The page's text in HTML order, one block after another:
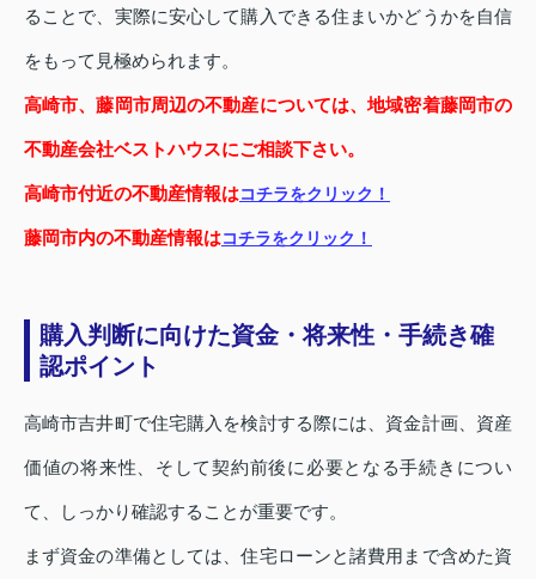
ることで、実際に安心して購入できる住まいかどうかを自信
をもって見極められます。
高崎市、藤岡市周辺の不動産については、地域密着藤岡市の
不動産会社ベストハウスにご相談下さい。
高崎市付近の不動産情報はコチラをクリック！
藤岡市内の不動産情報はコチラをクリック！
購入判断に向けた資金・将来性・手続き確
認ポイント
高崎市吉井町で住宅購入を検討する際には、資金計画、資産
価値の将来性、そして契約前後に必要となる手続きについ
て、しっかり確認することが重要です。
まず資金の準備としては、住宅ローンと諸費用まで含めた資